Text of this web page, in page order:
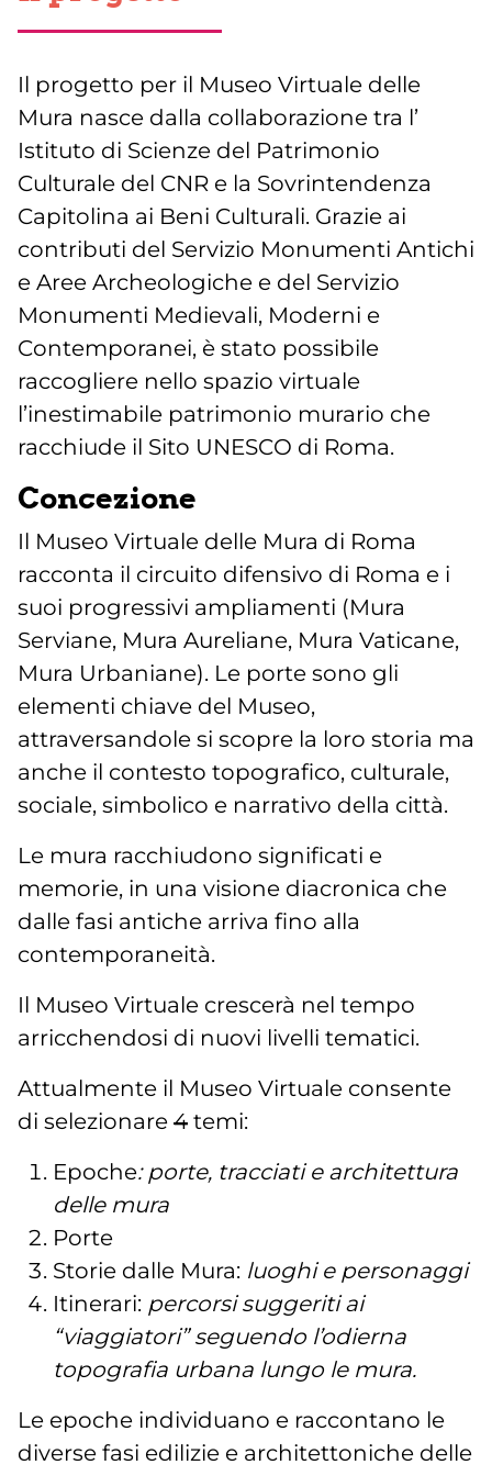
Il progetto per il Museo Virtuale delle
Mura nasce dalla collaborazione tra l’
Istituto di Scienze del Patrimonio
Culturale del CNR e la Sovrintendenza
Capitolina ai Beni Culturali. Grazie ai
contributi del Servizio Monumenti Antichi
e Aree Archeologiche e del Servizio
Monumenti Medievali, Moderni e
Contemporanei, è stato possibile
raccogliere nello spazio virtuale
l’inestimabile patrimonio murario che
racchiude il Sito UNESCO di Roma.
Concezione
Il Museo Virtuale delle Mura di Roma
racconta il circuito difensivo di Roma e i
suoi progressivi ampliamenti (Mura
Serviane, Mura Aureliane, Mura Vaticane,
Mura Urbaniane). Le porte sono gli
elementi chiave del Museo,
attraversandole si scopre la loro storia ma
anche il contesto topografico, culturale,
sociale, simbolico e narrativo della città.
Le mura racchiudono significati e
memorie, in una visione diacronica che
dalle fasi antiche arriva fino alla
contemporaneità.
Il Museo Virtuale crescerà nel tempo
arricchendosi di nuovi livelli tematici.
Attualmente il Museo Virtuale consente
di selezionare 4 temi:
Epoche: porte, tracciati e architettura
delle mura
Porte
Storie dalle Mura: luoghi e personaggi
Itinerari: percorsi suggeriti ai
“viaggiatori” seguendo l’odierna
topografia urbana lungo le mura.
Le epoche individuano e raccontano le
diverse fasi edilizie e architettoniche delle